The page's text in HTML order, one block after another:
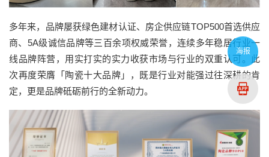
多年来，品牌屡获绿色建材认证、房企供应链TOP500首选供应
商、5A级诚信品牌等三百余项权威荣誉，连续多年稳居行业一
线品牌阵营，用实打实的实力收获市场与行业的双重认可。此
次再度荣膺「陶瓷十大品牌」，既是行业对能强过往深耕的肯
定，更是品牌砥砺前行的全新动力。
海报